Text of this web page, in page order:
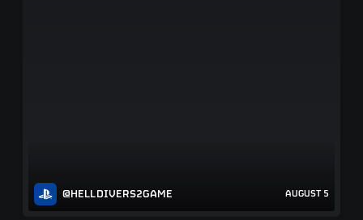
@HELLDIVERS2GAME AUGUST 5